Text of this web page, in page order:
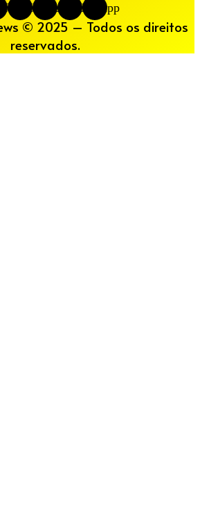
TwitterYoutubeInstagramWhatsapp
© 2025 – Todos os direitos
reservados.